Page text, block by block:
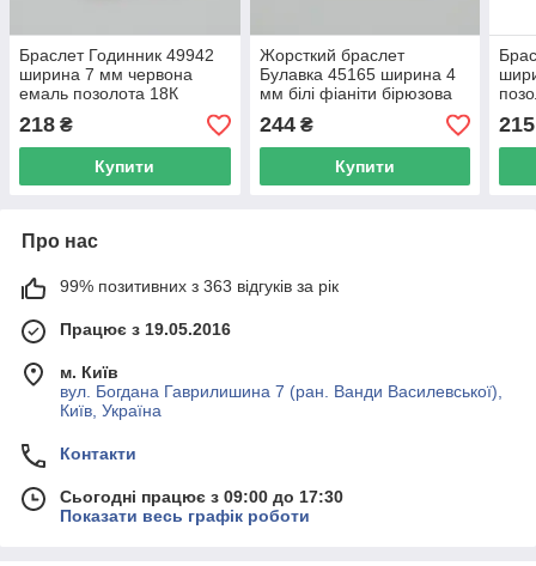
Браслет Годинник 49942
ширина 7 мм червона
емаль позолота 18К
довжина 17+3
218 ₴
Купити
Жорсткий браслет
Булавка 45165 ширина 4
мм білі фіаніти бірюзова
емаль позолота 18К
довжина 15-18
244₴
Купити
215
Про нас
99% позитивних з 363 відгуків за рік
Працює з 19.05.2016
м. Київ
вул. Богдана Гаврилишина 7 (ран. Ванди Василевської),
Київ, Україна
Контакти
Сьогодні працює з 09:00 до 17:30
Показати весь графік роботи